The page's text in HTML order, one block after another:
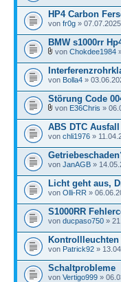
HP4 Carbon
von fr0g »
BMW s1000rr
von Chokdee1984
von Bolla4 »
Störung Code
von E36Chris »
ABS DTC Ausfall
von chli1976 »
von JanAGB »
Licht geht aus,
von Olli-RR »
S1000RR
von ducpaso750 »
Kontrollleuchten
von Patrick92 »
Schaltprobleme
von Vertigo999 »